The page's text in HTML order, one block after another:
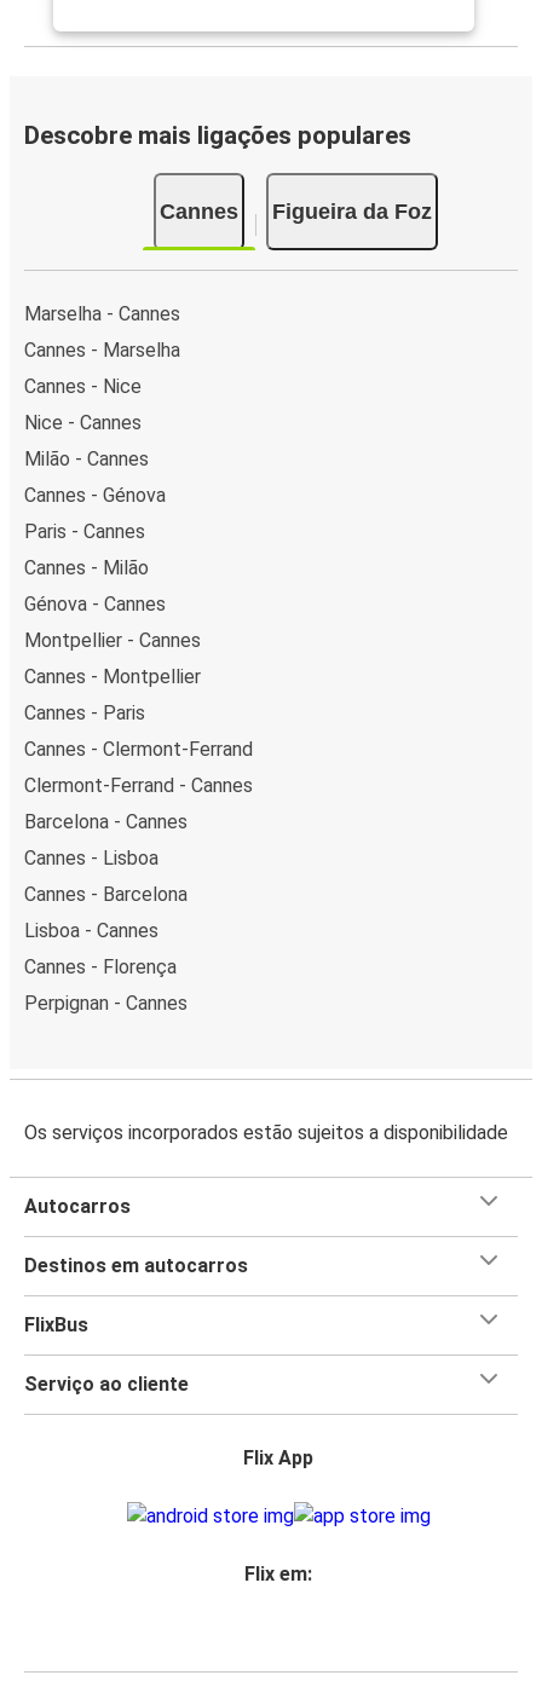
Descobre mais ligações populares
Cannes Figueira da Foz
Marselha - Cannes
Cannes - Marselha
Cannes - Nice
Nice - Cannes
Milão - Cannes
Cannes - Génova
Paris - Cannes
Cannes - Milão
Génova - Cannes
Montpellier - Cannes
Cannes - Montpellier
Cannes - Paris
Cannes - Clermont-Ferrand
Clermont-Ferrand - Cannes
Barcelona - Cannes
Cannes - Lisboa
Cannes - Barcelona
Lisboa - Cannes
Cannes - Florença
Perpignan - Cannes
Os serviços incorporados estão sujeitos a disponibilidade
Autocarros
Destinos em autocarros
FlixBus
Serviço ao cliente
Flix App
Flix em: